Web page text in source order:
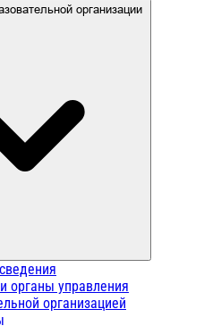
организации
органы управления
организацией